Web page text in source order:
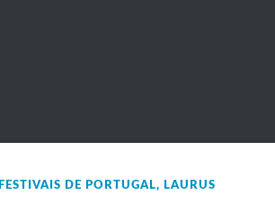
FESTIVAIS DE PORTUGAL,
LAURUS